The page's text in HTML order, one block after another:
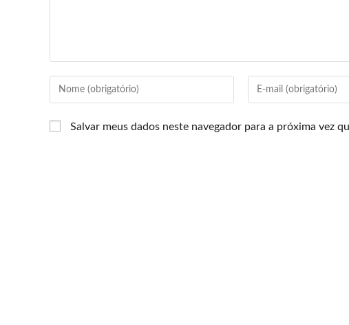
Salvar meus dados neste navegador para a próxima vez